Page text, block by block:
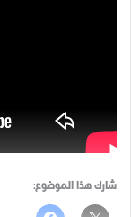
شارك هذا الموضوع: